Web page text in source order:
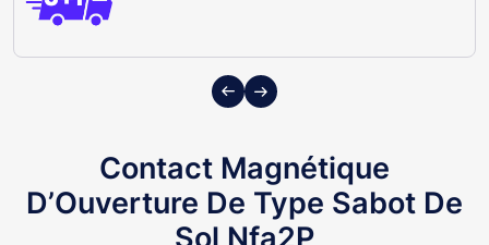
Previous
Next
Contact Magnétique
D’Ouverture De Type Sabot De
Sol Nfa2P